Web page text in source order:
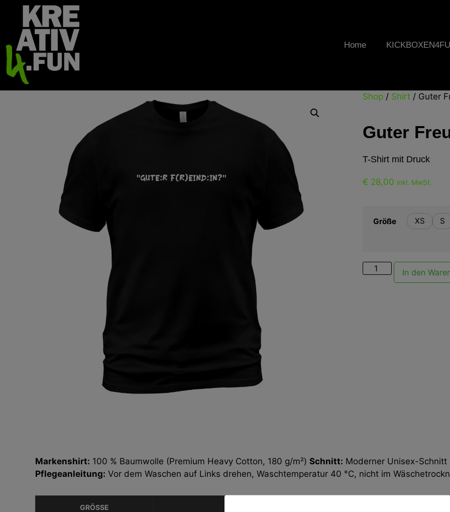
Home
Shop/ Shirt/ Guter
Guter
T-Shirt mit Druck
€ 28,00 inkl. MwSt.
Größe XS S
In den
Markenshirt: 100 % Baumwolle (Premium Heavy Cotton, 180 g/m²) Schnitt: Moderner Unisex-
Pflegeanleitung: Vor dem Waschen auf Links drehen, Waschtemperatur 40 °C, nicht im
GRÖSSE